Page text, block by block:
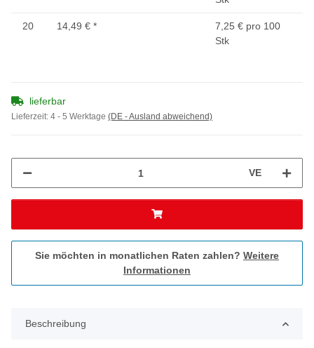
20 14,49 € *
7,25 € pro 100
Stk
lieferbar
Lieferzeit: 4 - 5 Werktage (DE - Ausland abweichend)
VE
Sie möchten in monatlichen Raten zahlen? Weitere
Informationen
Beschreibung